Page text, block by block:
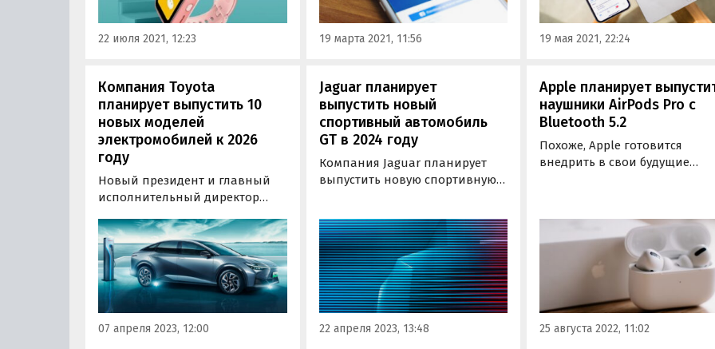
покрыт стеклом Corning Gorilla
3, устойчивым к царапинам…
22 июля 2021, 12:23 19 марта 2021, 11:56
поможет спортивным
организациям зарабатывать
больше денег в условиях…
19 мая 2021, 22:24
Компания Toyota
планирует выпустить 10
новых моделей
электромобилей к 2026
году
Новый президент и главный
исполнительный директор
всего неделю после вступления
в должность выступил со своей
первой публичной речью,
рассказав, в том числе, о
планах компании по
электрификации модельного
ряда.
07 апреля 2023, 12:00
Jaguar планирует
выпустить новый
спортивный автомобиль
GT в 2024 году
Компания Jaguar планирует
выпустить новую спортивную
Четырехдверный автомобиль
будет построен на новой
платформе Jaguar Electrified
Architecture (JEA).
22 апреля 2023, 13:48
Apple планирует
наушники AirPods Pro с
Bluetooth 5.2
Похоже, Apple готовится
внедрить в свои будущие
этом свидетельствует
соответствующая заявка,
поданная в организацию
Bluetooth SIG в начале
25 августа 2022, 11:02